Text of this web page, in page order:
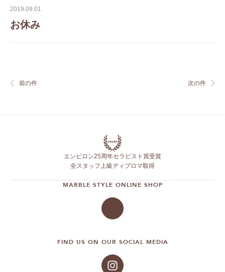
2019.09.01
お休み
前の件 次の件
エンビロン25周年セラピスト賞受賞
全スタッフ上級ディプロマ取得
MARBLE STYLE ONLINE SHOP
FIND US ON OUR SOCIAL MEDIA